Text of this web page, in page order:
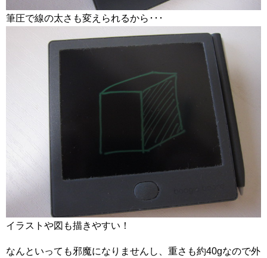
筆圧で線の太さも変えられるから･･･
イラストや図も描きやすい！
なんといっても邪魔になりませんし、重さも約40gなので外